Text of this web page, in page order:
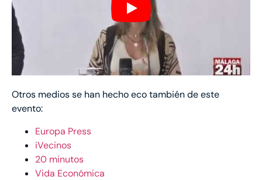
Otros medios se han hecho eco también de este
evento:
Europa Press
iVecinos
20 minutos
Vida Económica